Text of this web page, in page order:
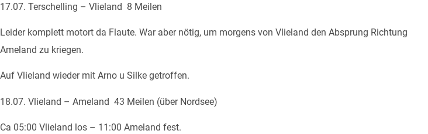
17.07. Terschelling – Vlieland 8 Meilen
Leider komplett motort da Flaute. War aber nötig, um morgens von Vlieland den Absprung Richtung
Ameland zu kriegen.
Auf Vlieland wieder mit Arno u Silke getroffen.
18.07. Vlieland – Ameland 43 Meilen (über Nordsee)
Ca 05:00 Vlieland los – 11:00 Ameland fest.